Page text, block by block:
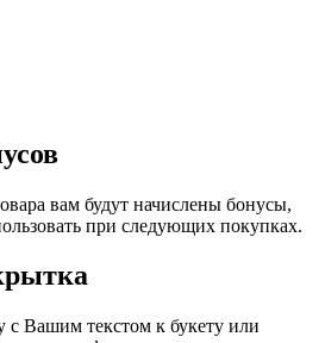
вам будут начислены бонусы,
при следующих покупках.
Вашим текстом к букету или